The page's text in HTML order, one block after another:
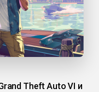
Theft Auto VI и